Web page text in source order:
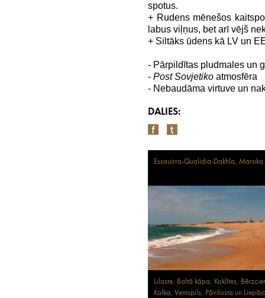
spotus.
+ Rudens mēnešos
labus viļņus, bet arī vējš
+ Siltāks ūdens kā LV un
- Pārpildītas pludmales un
- Post Sovjetiko atmosfēra
- Nebaudāma virtuve un
DALIES:
Essauirra-Qualidia-Dakhla, Maroka
Lilaste, Baltā kāpa, Koklītes,
Kolka, Ventspils, Pāvilosta un